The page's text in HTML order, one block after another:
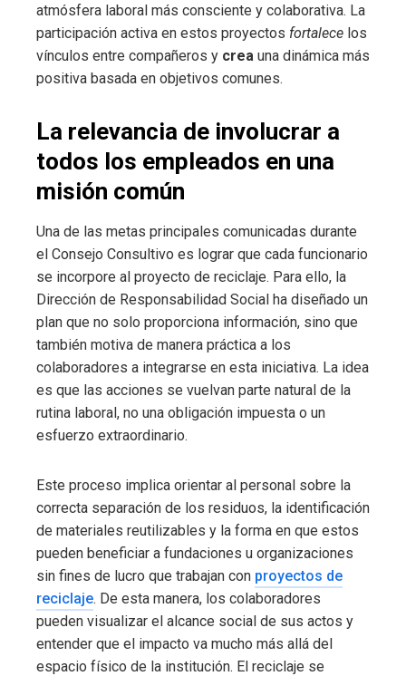
atmósfera laboral más consciente y colaborativa. La
participación activa en estos proyectos fortalece los
vínculos entre compañeros y crea una dinámica más
positiva basada en objetivos comunes.
La relevancia de involucrar a
todos los empleados en una
misión común
Una de las metas principales comunicadas durante
el Consejo Consultivo es lograr que cada funcionario
se incorpore al proyecto de reciclaje. Para ello, la
Dirección de Responsabilidad Social ha diseñado un
plan que no solo proporciona información, sino que
también motiva de manera práctica a los
colaboradores a integrarse en esta iniciativa. La idea
es que las acciones se vuelvan parte natural de la
rutina laboral, no una obligación impuesta o un
esfuerzo extraordinario.
Este proceso implica orientar al personal sobre la
correcta separación de los residuos, la identificación
de materiales reutilizables y la forma en que estos
pueden beneficiar a fundaciones u organizaciones
sin fines de lucro que trabajan con proyectos de
reciclaje. De esta manera, los colaboradores
pueden visualizar el alcance social de sus actos y
entender que el impacto va mucho más allá del
espacio físico de la institución. El reciclaje se